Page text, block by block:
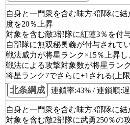
自身と一門衆を含む味方3部隊に
度を20％上昇
対象を含む敵3部隊に紅蓮3％を付
自部隊に無双秘奥義が付与されて
戦法威力が将星ランク×15％上昇し
戦法による攻撃対象数が将星ラン
将星ランク7でさらに+1される(上
北条綱成 連鎖率:43% / 連鎖順:
自身と一門衆を含む味方3部隊に結
対象を含む敵2部隊に武勇250％の